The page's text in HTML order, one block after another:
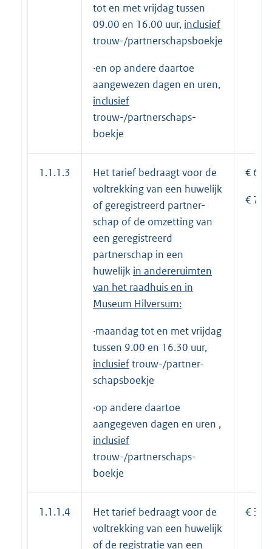
tot en met vrijdag tussen
09.00 en 16.00 uur, inclusief
trouw-/partnerschapsboekje
·en op andere daartoe
aangewezen dagen en uren,
inclusief
trouw-/partnerschaps-
boekje
1.1.1.3
Het tarief bedraagt voor de
voltrekking van een huwelijk
of geregistreerd partner-
schap of de omzetting van
een geregistreerd
partnerschap in een
huwelijk in andereruimten
van het raadhuis en in
Museum Hilversum:
·maandag tot en met vrijdag
tussen 9.00 en 16.30 uur,
inclusieftrouw-/partner-
schapsboekje
·op andere daartoe
aangegeven dagen en uren ,
inclusief
trouw-/partnerschaps-
boekje
€
€
1.1.1.4
Het tarief bedraagt voor de
voltrekking van een huwelijk
of de registratie van een
€